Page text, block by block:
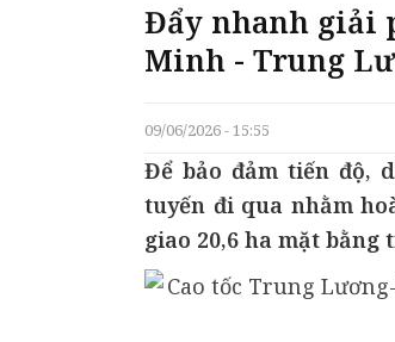
Đẩy nhanh giải
Minh - Trung
09/06/2026 - 15:55
Để bảo đảm tiến độ,
tuyến đi qua nhằm
giao 20,6 ha mặt bằng